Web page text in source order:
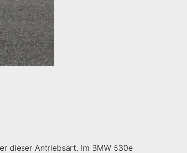
dieser Antriebsart. Im BMW 530e